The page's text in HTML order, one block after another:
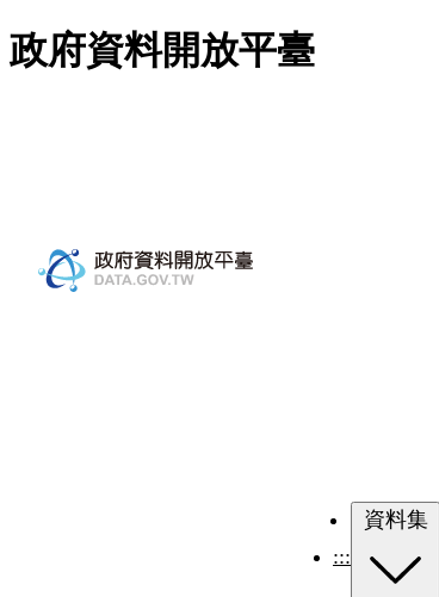
跳至主要內容
政府資料開放平臺
:::
資料集